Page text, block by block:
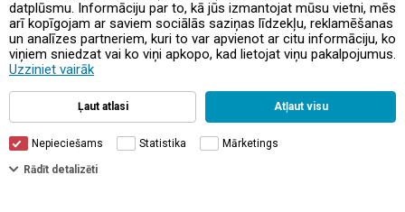
datplūsmu. Informāciju par to, kā jūs izmantojat mūsu vietni, mēs
arī kopīgojam ar saviem sociālās saziņas līdzekļu, reklamēšanas
un analīzes partneriem, kuri to var apvienot ar citu informāciju, ko
viņiem sniedzat vai ko viņi apkopo, kad lietojat viņu pakalpojumus.
Uzziniet vairāk
Ļaut atlasi Atļaut visu
Nepieciešams Statistika Mārketings
Rādīt detalizēti
Контакты